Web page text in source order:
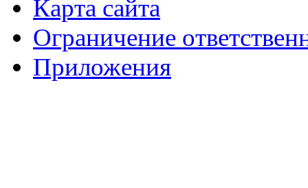
Карта сайта
Ограничение
Приложения